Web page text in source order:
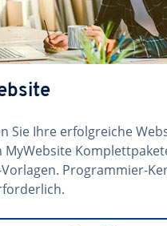
Sie Ihre erfolgreiche
MyWebsite
Programmier-